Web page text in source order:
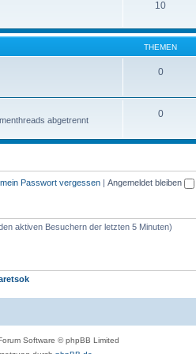
10
THEMEN
0
abgetrennt
0
Passwort vergessen | Angemeldet bleiben
aktiven Besuchern der letzten 5 Minuten)
Software © phpBB Limited